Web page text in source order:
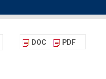
DOC PDF